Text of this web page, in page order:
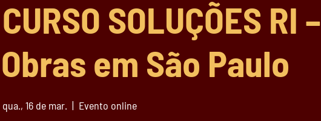
SOLUÇÕES RI –
em São Paulo
qua., 16 de mar.
  |
Evento online